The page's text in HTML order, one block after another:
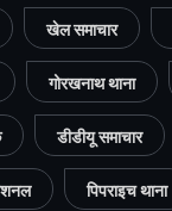
खेल समाचार
गोरखनाथ थाना
डीडीयू समाचार
पिपराइच थाना